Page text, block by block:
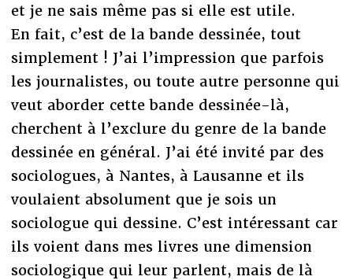
et je ne sais même pas si elle est utile.
En fait, c’est de la bande dessinée, tout
simplement ! J’ai l’impression que parfois
les journalistes, ou toute autre personne qui
veut aborder cette bande dessinée-là,
cherchent à l’exclure du genre de la bande
dessinée en général. J’ai été invité par des
sociologues, à Nantes, à Lausanne et ils
voulaient absolument que je sois un
sociologue qui dessine. C’est intéressant car
ils voient dans mes livres une dimension
sociologique qui leur parlent, mais de là